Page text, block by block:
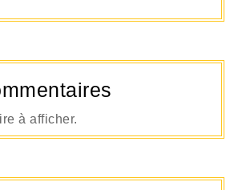
à afficher.